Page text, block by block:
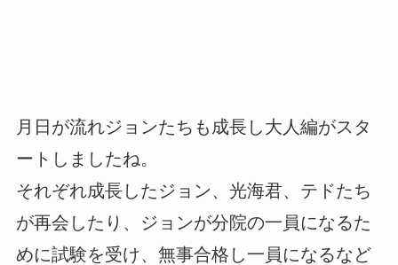
月日が流れジョンたちも成長し大人編がスタ
ートしましたね。
それぞれ成長したジョン、光海君、テドたち
が再会したり、ジョンが分院の一員になるた
めに試験を受け、無事合格し一員になるなど